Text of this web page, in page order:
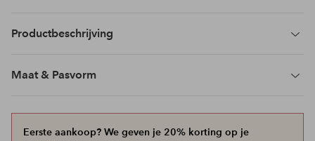
Productbeschrijving
Maat & Pasvorm
Eerste aankoop? We geven je 20% korting op je